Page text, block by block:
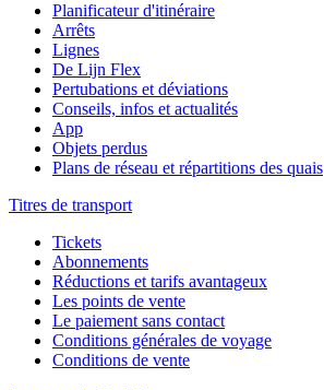
Planificateur d'itinéraire
Arrêts
Lignes
De Lijn Flex
Pertubations et déviations
Conseils, infos et actualités
App
Objets perdus
Plans de réseau et répartitions des quais
Titres de transport
Tickets
Abonnements
Réductions et tarifs avantageux
Les points de vente
Le paiement sans contact
Conditions générales de voyage
Conditions de vente